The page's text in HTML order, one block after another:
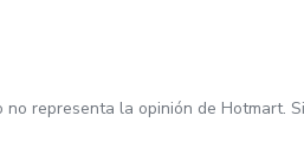
representa la opinión de Hotmart.